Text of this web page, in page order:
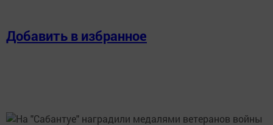
Добавить в избранное